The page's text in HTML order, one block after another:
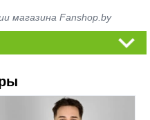
магазина Fanshop.by